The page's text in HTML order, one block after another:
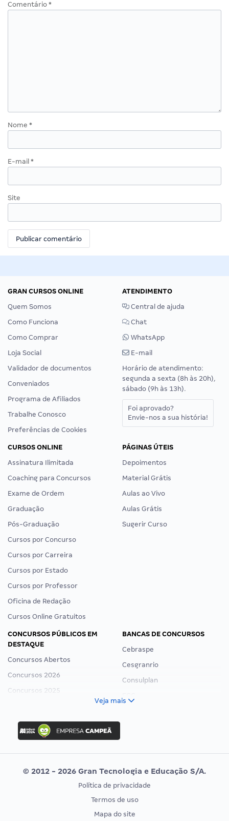
Comentário *
Nome *
E-mail *
Site
GRAN CURSOS ONLINE
Quem Somos
Como Funciona
Como Comprar
Loja Social
Validador de documentos
Conveniados
Programa de Afiliados
Trabalhe Conosco
Preferências de Cookies
ATENDIMENTO
Central de ajuda
Chat
WhatsApp
E-mail
Horário de atendimento:
segunda a sexta (8h às 20h),
sábado (9h às 13h).
Foi aprovado?
Envie-nos a sua história!
CURSOS ONLINE
Assinatura Ilimitada
Coaching para Concursos
Exame de Ordem
Graduação
Pós-Graduação
Cursos por Concurso
Cursos por Carreira
Cursos por Estado
Cursos por Professor
Oficina de Redação
Cursos Online Gratuitos
PÁGINAS ÚTEIS
Depoimentos
Material Grátis
Aulas ao Vivo
Aulas Grátis
Sugerir Curso
CONCURSOS PÚBLICOS EM
DESTAQUE
Concursos Abertos
Concursos 2026
Concursos 2025
Concurso Ibama
Concurso MPU
Editais publicados
BANCAS DE CONCURSOS
Cebraspe
Cesgranrio
Consulplan
Vunesp
CONCURSOS POR PROFISSÃO
EXAME DE ORDEM
Veja mais
© 2012 - 2026 Gran Tecnologia e Educação S/A.
Política de privacidade
Termos de uso
Mapa do site